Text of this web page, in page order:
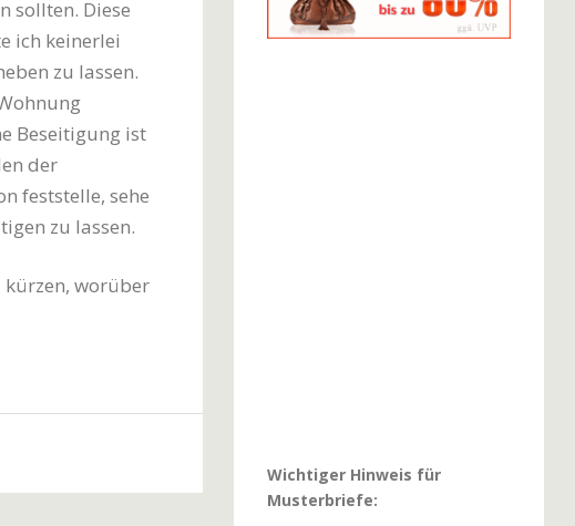
sollten. Diese
ich keinerlei
zu lassen.
Beseitigung ist
der
feststelle, sehe
zu lassen.
worüber
Wichtiger Hinweis für
Musterbriefe: